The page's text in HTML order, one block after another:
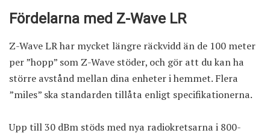
Fördelarna med Z-Wave LR
Z-Wave LR har mycket längre räckvidd än de 100 meter
per ”hopp” som Z-Wave stöder, och gör att du kan ha
större avstånd mellan dina enheter i hemmet. Flera
”miles” ska standarden tillåta enligt specifikationerna.
Upp till 30 dBm stöds med nya radiokretsarna i 800-